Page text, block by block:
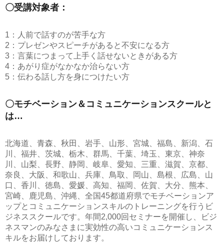
〇受講対象者：
1：人前で話すのが苦手な方
2：プレゼンやスピーチがあると不安になる方
3：言葉につまって上手く話せないときがある方
4：あがり症がなかなか治らない方
5：伝わる話し方を身につけたい方
〇モチベーション＆コミュニケーションスクールと
は…
北海道、青森、秋田、岩手、山形、宮城、福島、新潟、石
川、福井、茨城、栃木、群馬、千葉、埼玉、東京、神奈
川、山梨、長野、静岡、岐阜、愛知、三重、滋賀、京都、
奈良、大阪、和歌山、兵庫、鳥取、岡山、島根、広島、山
口、香川、徳島、愛媛、高知、福岡、佐賀、大分、熊本、
宮崎、鹿児島、沖縄、全国45都道府県でモチベーションア
ップとコミュニケーションスキルのトレーニングを行うビ
ジネススクールです。年間2,000回セミナーを開催し、ビジ
ネスマンのみなさまに実効性の高いコミュニケーションス
キルをお届けしております。